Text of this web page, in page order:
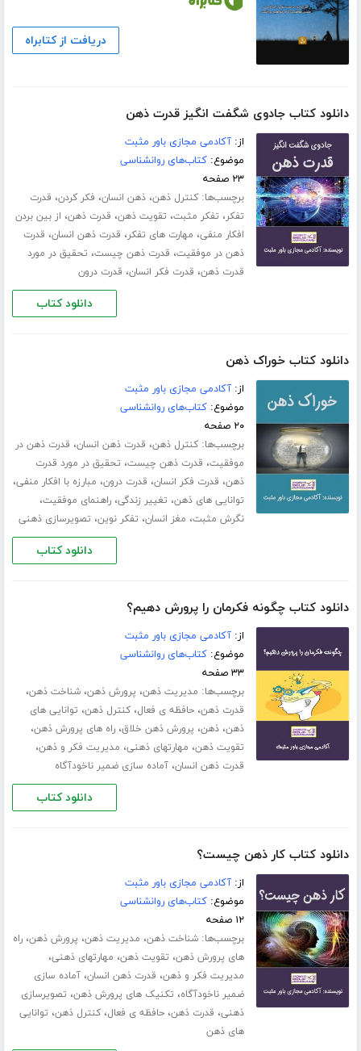
دریافت از کتابراه
دانلود کتاب جادوی شگفت انگیز قدرت ذهن
از:آکادمی مجازی باور مثبت
موضوع:کتاب‌های روانشناسی
۲۳ صفحه
برچسب‌ها:کنترل ذهن،ذهن انسان، فکر کردن، قدرت
تفکر، تفکر مثبت، تقویت ذهن، قدرت ذهن، از بین بردن
افکار منفی، مهارت های تفکر، قدرت ذهن انسان، قدرت
ذهن در موفقیت، قدرت ذهن چیست، تحقیق در مورد
قدرت ذهن، قدرت فکر انسان، قدرت درون
دانلود کتاب
دانلود کتاب خوراک ذهن
از:آکادمی مجازی باور مثبت
موضوع:کتاب‌های روانشناسی
۲۰ صفحه
برچسب‌ها:کنترل ذهن، قدرت ذهن انسان، قدرت ذهن در
موفقیت، قدرت ذهن چیست، تحقیق در مورد قدرت
ذهن، قدرت فکر انسان، قدرت درون، مبارزه با افکار منفی،
توانایی های ذهن، تغییر زندگی،راهنمای موفقیت،
نگرش مثبت، مغز انسان، تفکر نوین، تصویرسازی ذهنی
دانلود کتاب
دانلود کتاب چگونه فکرمان را پرورش دهیم؟
از:آکادمی مجازی باور مثبت
موضوع:کتاب‌های روانشناسی
۳۳ صفحه
برچسب‌ها: مدیریت ذهن، پرورش ذهن،شناخت ذهن،
قدرت ذهن،حافظه ی فعال،کنترل ذهن، توانایی های
ذهن،ذهن، پرورش ذهن خلاق،راه های پرورش ذهن،
تقویت ذهن، مهارت­های ذهنی، مدیریت فکر و ذهن،
قدرت ذهن انسان،آماده سازی ضمیر ناخودآگاه
دانلود کتاب
دانلود کتاب کار ذهن چیست؟
از:آکادمی مجازی باور مثبت
موضوع:کتاب‌های روانشناسی
۱۲ صفحه
برچسب‌ها:شناخت ذهن، مدیریت ذهن، پرورش ذهن،راه
های پرورش ذهن، تقویت ذهن، مهارت­های ذهنی،
مدیریت فکر و ذهن، قدرت ذهن انسان،آماده سازی
ضمیر ناخودآگاه، تکنیک های پرورش ذهن، تصویرسازی
ذهنی، قدرت ذهن،حافظه ی فعال،کنترل ذهن، توانایی
های ذهن